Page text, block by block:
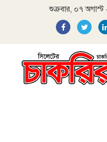
শুক্রবার, ০৭ অগাস্ট